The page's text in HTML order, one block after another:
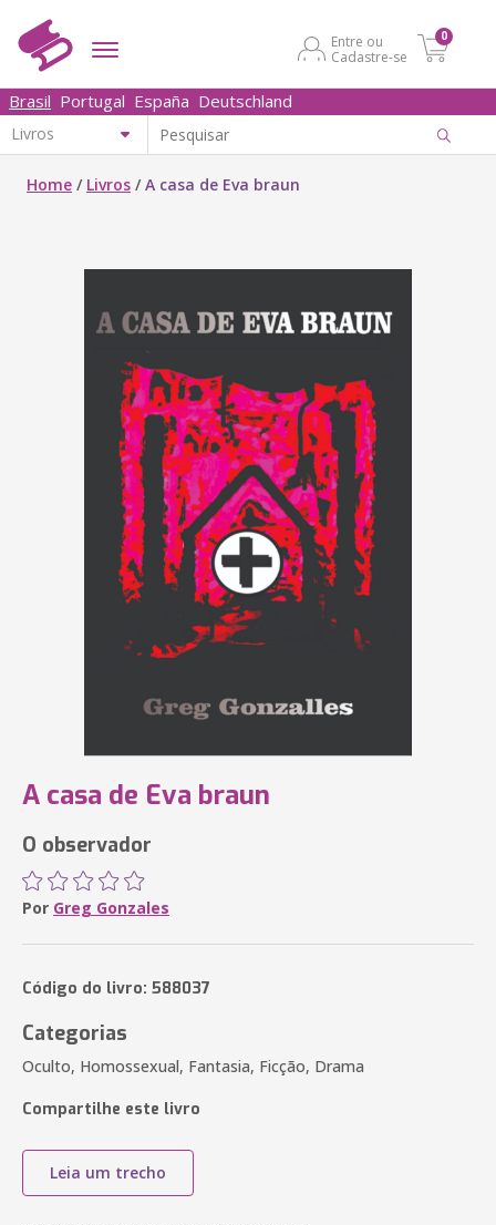
Entre ou
Cadastre-se
0
Brasil Portugal España Deutschland
Home / Livros /A casa de Eva braun
A casa de Eva braun
O observador
Por Greg Gonzales
Código do livro: 588037
Categorias
Oculto, Homossexual, Fantasia, Ficção, Drama
Compartilhe este livro
Leia um trecho